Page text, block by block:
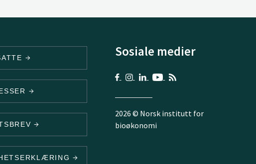
Sosiale medier
2026 © Norsk institutt for
bioøkonomi